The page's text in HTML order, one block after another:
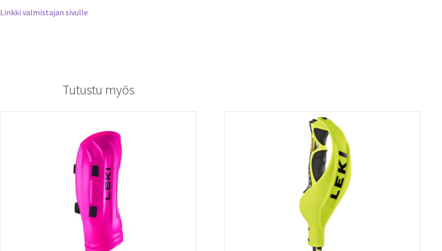
Linkki valmistajan sivulle
Tutustu myös